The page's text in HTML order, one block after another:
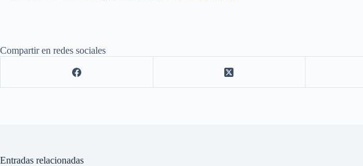
Compartir en redes sociales
Entradas relacionadas